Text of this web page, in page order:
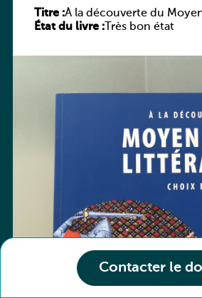
Contacter le
Titre :À la découverte du
État du livre :Très bon état